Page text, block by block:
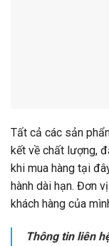
Tất cả các sản
kết về chất lượng,
khi mua hàng tại
hành dài hạn. Đơn
khách hàng của
Thông tin liên